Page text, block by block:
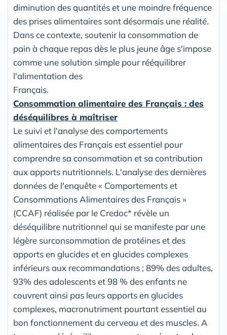
diminution des quantités et une moindre fréquence
des prises alimentaires sont désormais une réalité.
Dans ce contexte, soutenir la consommation de
pain à chaque repas dès le plus jeune âge s'impose
comme une solution simple pour rééquilibrer
l'alimentation des
Français.
Consommation alimentaire des Français : des
déséquilibres à maîtriser
Le suivi et l'analyse des comportements
alimentaires des Français est essentiel pour
comprendre sa consommation et sa contribution
aux apports nutritionnels. L'analyse des dernières
données de l'enquête « Comportements et
Consommations Alimentaires des Français »
(CCAF) réalisée par le Credoc* révèle un
déséquilibre nutritionnel qui se manifeste par une
légère surconsommation de protéines et des
apports en glucides et en glucides complexes
inférieurs aux recommandations ; 89% des adultes,
93% des adolescents et 98 % des enfants ne
couvrent ainsi pas leurs apports en glucides
complexes, macronutriment pourtant essentiel au
bon fonctionnement du cerveau et des muscles. A